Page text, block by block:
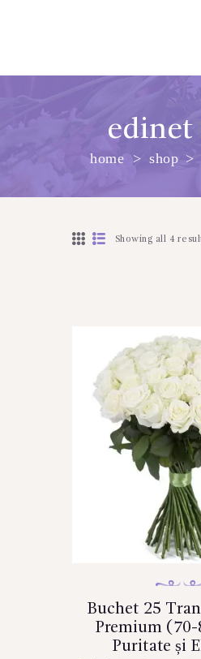
home shop
PRINCIPALA
DESPRE NOI
Showing all 4
Buchet 25
Premium
Puritate și